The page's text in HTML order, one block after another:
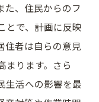
た、住民からのフ
とで、計画に反映
住者は自らの意見
まります。さら
生活への影響を最